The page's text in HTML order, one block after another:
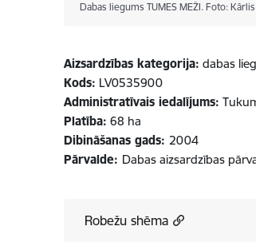
Dabas liegums TUMES MEŽI. Foto:
Aizsardzības kategorija: dabas
Kods: LV0535900
Administratīvais iedalījums:
Platība: 68 ha
Dibināšanas gads: 2004
Pārvalde: Dabas aizsardzības
Robežu shēma